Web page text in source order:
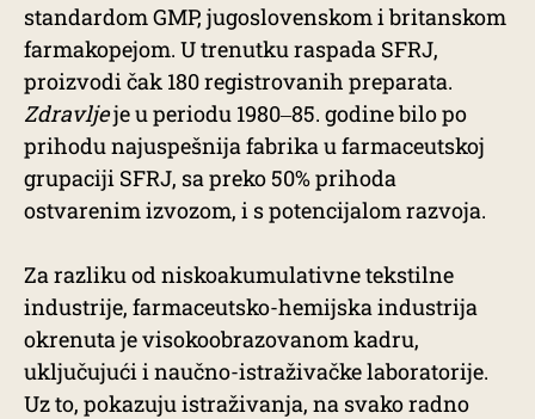
standardom GMP, jugoslovenskom i britanskom
farmakopejom. U trenutku raspada SFRJ,
proizvodi čak 180 registrovanih preparata.
Zdravljeje u periodu 1980‒85. godine bilo po
prihodu najuspešnija fabrika u farmaceutskoj
grupaciji SFRJ, sa preko 50% prihoda
ostvarenim izvozom, i s potencijalom razvoja.
Za razliku od niskoakumulativne tekstilne
industrije, farmaceutsko-hemijska industrija
okrenuta je visokoobrazovanom kadru,
uključujući i naučno-istraživačke laboratorije.
Uz to, pokazuju istraživanja, na svako radno